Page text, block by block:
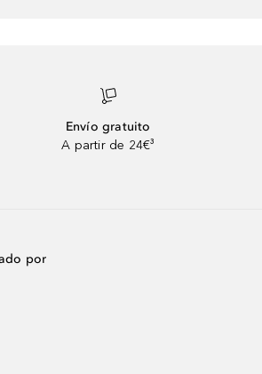
Envío gratuito
A partir de 24€³
por